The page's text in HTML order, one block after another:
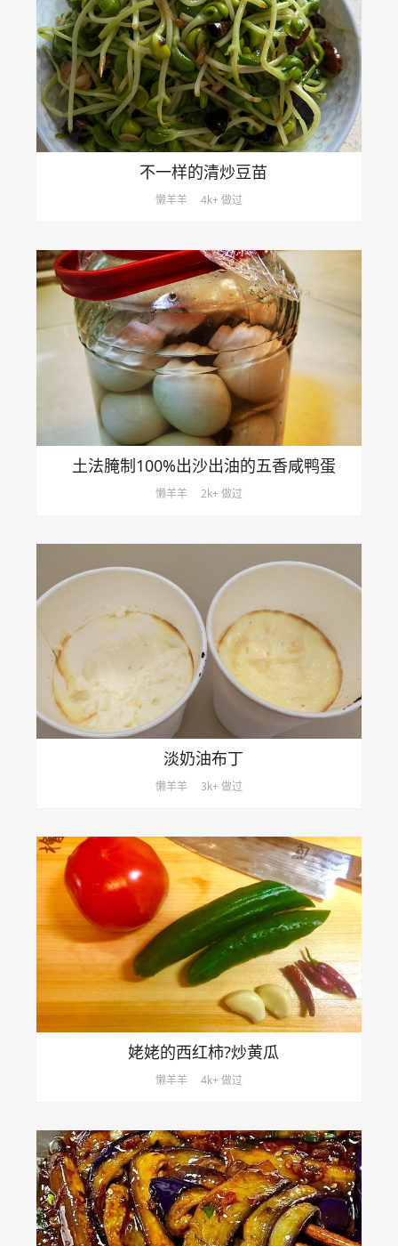
不一样的清炒豆苗
懒羊羊 4k+ 做过
土法腌制100%出沙出油的五香咸鸭蛋
懒羊羊 2k+ 做过
淡奶油布丁
懒羊羊 3k+ 做过
姥姥的西红柿?炒黄瓜
懒羊羊 4k+ 做过